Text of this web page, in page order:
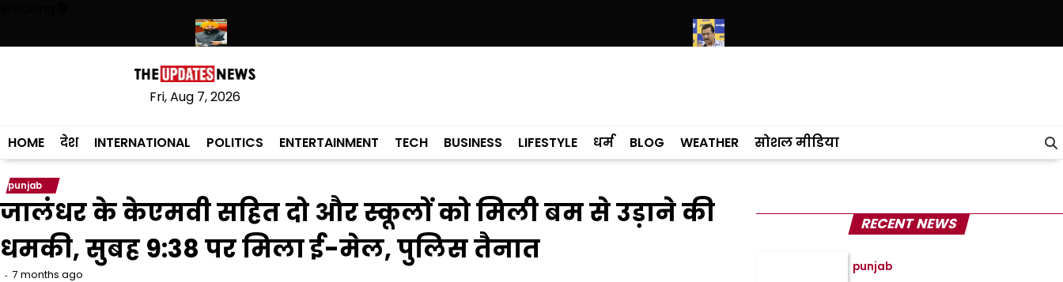
content
नीति आयोग की रैंकिंग में पंजाब ने केरल को पछाड़ा; शिक्षा मंत्री ने विधानसभा में चार सालों का रिपोर्ट कार्ड पेश किया
Fri, Aug 7, 2026
HOME देश INTERNATIONAL POLITICS ENTERTAINMENT TECH BUSINESS LIFESTYLE धर्म BLOG WEATHER सोशल मीडिया
punjab
जालंधर के केएमवी सहित दो और स्कूलों को मिली बम से उड़ाने की
धमकी, सुबह 9:38 पर मिला ई-मेल, पुलिस तैनात
7 months ago
RECENT NEWS
punjab